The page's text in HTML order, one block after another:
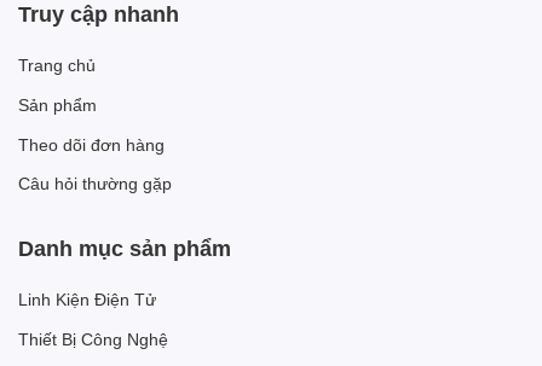
Truy cập nhanh
Trang chủ
Sản phẩm
Theo dõi đơn hàng
Câu hỏi thường gặp
Danh mục sản phẩm
Linh Kiện Điện Tử
Thiết Bị Công Nghệ